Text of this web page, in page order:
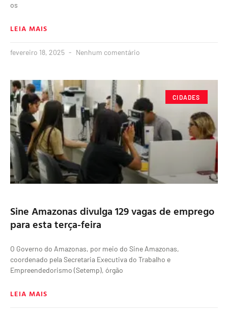
os
LEIA MAIS
fevereiro 18, 2025 Nenhum comentário
CIDADES
Sine Amazonas divulga 129 vagas de emprego
para esta terça-feira
O Governo do Amazonas, por meio do Sine Amazonas,
coordenado pela Secretaria Executiva do Trabalho e
Empreendedorismo (Setemp), órgão
LEIA MAIS